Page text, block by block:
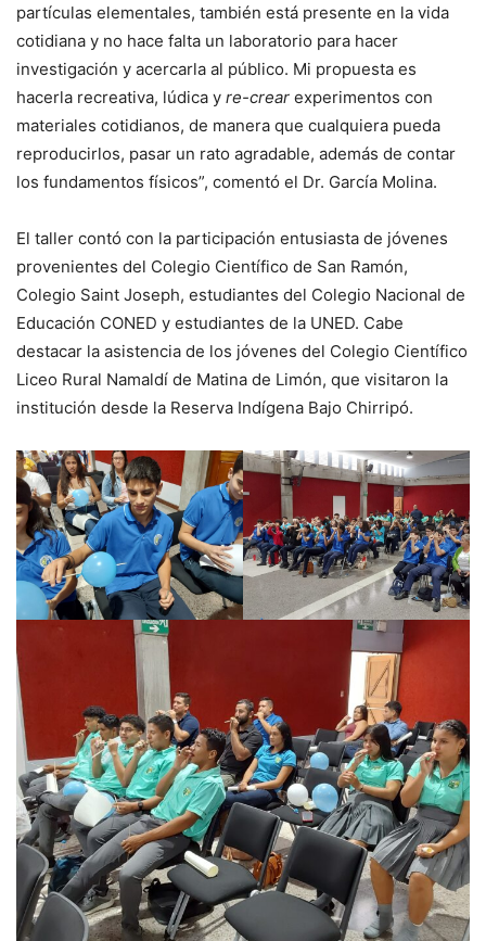
partículas elementales, también está presente en la vida
cotidiana y no hace falta un laboratorio para hacer
investigación y acercarla al público. Mi propuesta es
hacerla recreativa, lúdica y re-crear experimentos con
materiales cotidianos, de manera que cualquiera pueda
reproducirlos, pasar un rato agradable, además de contar
los fundamentos físicos”, comentó el Dr. García Molina.
El taller contó con la participación entusiasta de jóvenes
provenientes del Colegio Científico de San Ramón,
Colegio Saint Joseph, estudiantes del Colegio Nacional de
Educación CONED y estudiantes de la UNED. Cabe
destacar la asistencia de los jóvenes del Colegio Científico
Liceo Rural Namaldí de Matina de Limón, que visitaron la
institución desde la Reserva Indígena Bajo Chirripó.